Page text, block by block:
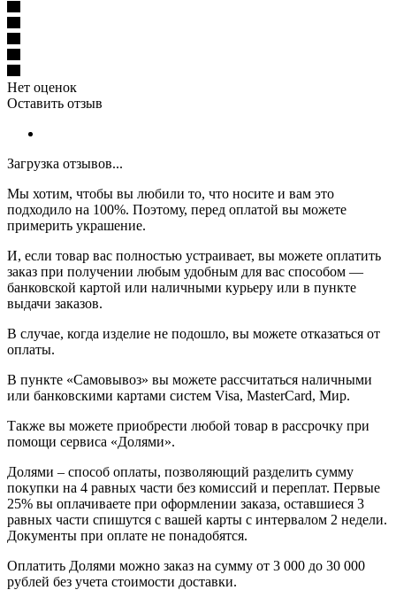
Нет оценок
Оставить отзыв
Загрузка отзывов...
Мы хотим, чтобы вы любили то, что носите и вам это
подходило на 100%. Поэтому, перед оплатой вы можете
примерить украшение.
И, если товар вас полностью устраивает, вы можете оплатить
заказ при получении любым удобным для вас способом —
банковской картой или наличными курьеру или в пункте
выдачи заказов.
В случае, когда изделие не подошло, вы можете отказаться от
оплаты.
В пункте «Самовывоз» вы можете рассчитаться наличными
или банковскими картами систем Visa, MasterCard, Мир.
Также вы можете приобрести любой товар в рассрочку при
помощи сервиса «Долями».
Долями – способ оплаты, позволяющий разделить сумму
покупки на 4 равных части без комиссий и переплат. Первые
25% вы оплачиваете при оформлении заказа, оставшиеся 3
равных части спишутся с вашей карты с интервалом 2 недели.
Документы при оплате не понадобятся.
Оплатить Долями можно заказ на сумму от 3 000 до 30 000
рублей без учета стоимости доставки.